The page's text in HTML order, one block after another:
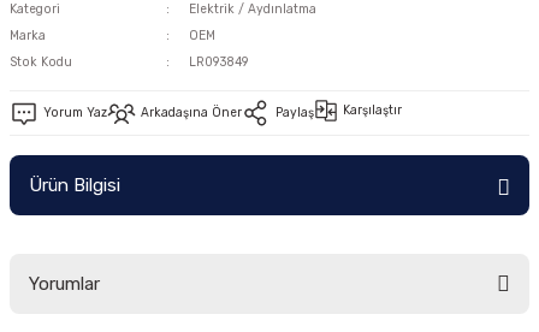
Kategori
Elektrik / Aydınlatma
Marka
OEM
Stok Kodu
LR093849
Yorum Yaz Arkadaşına Öner Paylaş Karşılaştır
Ürün Bilgisi
Yorumlar